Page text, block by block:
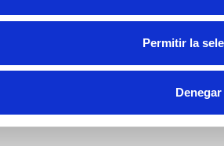
Permitir la
Denegar